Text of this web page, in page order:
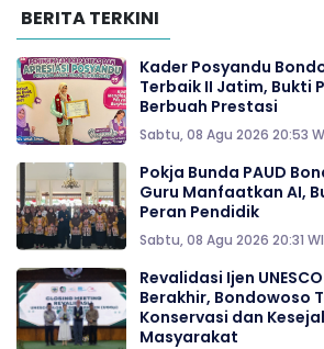
BERITA TERKINI
Kader Posyandu
Terbaik II Jatim, Bukti
Berbuah Prestasi
Sabtu, 08 Agu 2026 20:53
Pokja Bunda PAUD
Guru Manfaatkan AI,
Peran Pendidik
Sabtu, 08 Agu 2026 20:31
Revalidasi Ijen
Berakhir, Bondowoso
Konservasi dan
Masyarakat